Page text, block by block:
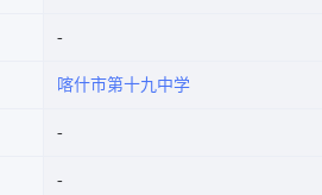
喀什市第十九中学